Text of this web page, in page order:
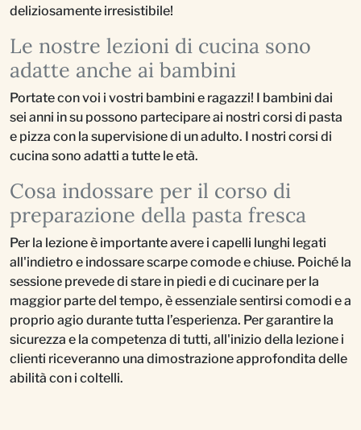
deliziosamente irresistibile!
Le nostre lezioni di cucina sono
adatte anche ai bambini
Portate con voi i vostri bambini e ragazzi! I bambini dai
sei anni in su possono partecipare ai nostri corsi di pasta
e pizza con la supervisione di un adulto. I nostri corsi di
cucina sono adatti a tutte le età.
Cosa indossare per il corso di
preparazione della pasta fresca
Per la lezione è importante avere i capelli lunghi legati
all'indietro e indossare scarpe comode e chiuse. Poiché la
sessione prevede di stare in piedi e di cucinare per la
maggior parte del tempo, è essenziale sentirsi comodi e a
proprio agio durante tutta l’esperienza. Per garantire la
sicurezza e la competenza di tutti, all'inizio della lezione i
clienti riceveranno una dimostrazione approfondita delle
abilità con i coltelli.